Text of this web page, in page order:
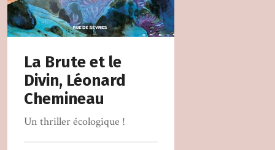
La Brute et le
Divin, Léonard
Chemineau
Un thriller écologique !